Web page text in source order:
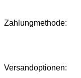
Zahlungmethode:
Versandoptionen: